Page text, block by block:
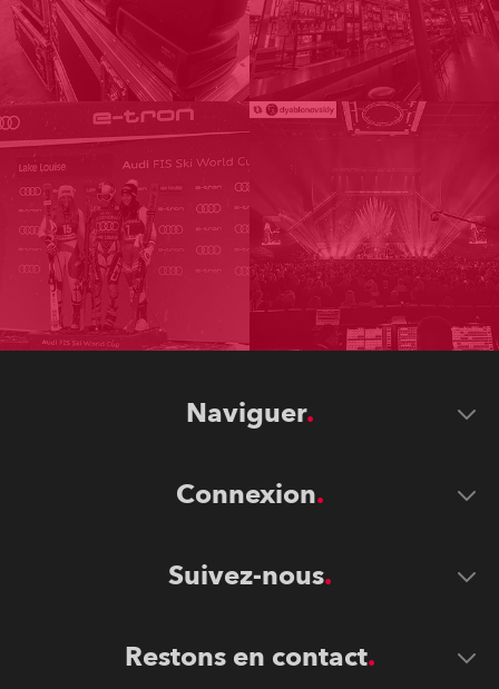
Naviguer
Connexion
Suivez-nous
Restons en contact